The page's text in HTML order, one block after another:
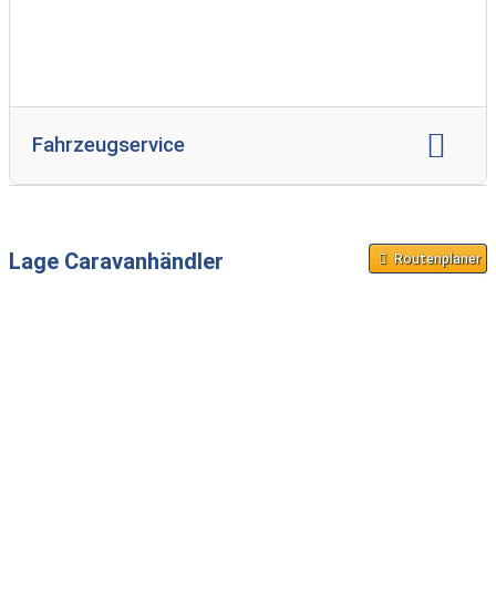
Fahrzeugservice
Lage Caravanhändler Routenplaner